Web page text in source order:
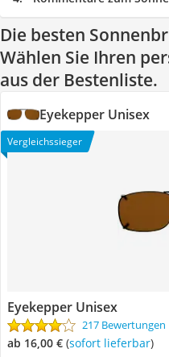
Die besten
Wählen Sie Ihren
aus der Bestenliste.
Eyekepper Unisex
Vergleichssieger
Eyekepper Unisex
217 Bewertungen
ab 16,00 € ( Sofort lieferbar)